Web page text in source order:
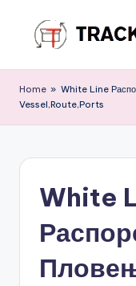
content
r
a
M
Home » White Line
Vessel,Route,Ports
White